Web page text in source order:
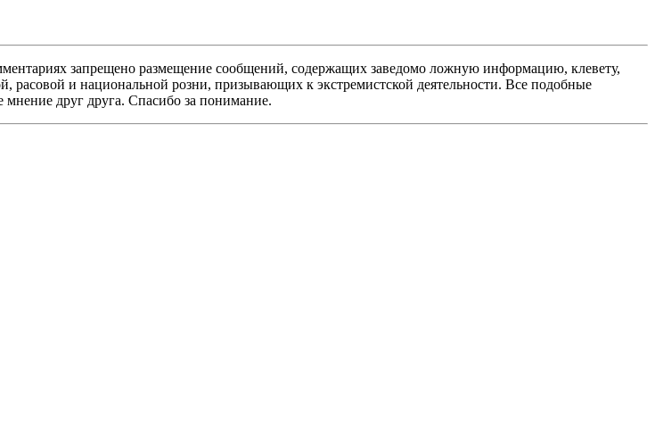
запрещено размещение сообщений, содержащих заведомо ложную информацию, клевету,
расовой и национальной розни, призывающих к экстремистской деятельности. Все подобные
мнение друг друга. Спасибо за понимание.